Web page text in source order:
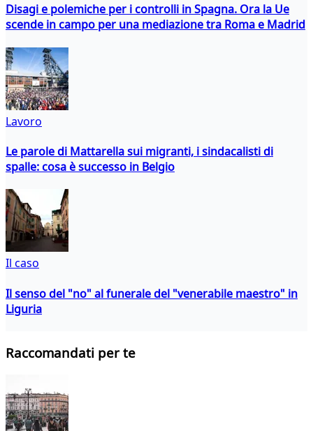
Disagi e polemiche per i controlli in Spagna. Ora la Ue
scende in campo per una mediazione tra Roma e Madrid
Lavoro
Le parole di Mattarella sui migranti, i sindacalisti di
spalle: cosa è successo in Belgio
Il caso
Il senso del "no" al funerale del "venerabile maestro" in
Liguria
Raccomandati per te